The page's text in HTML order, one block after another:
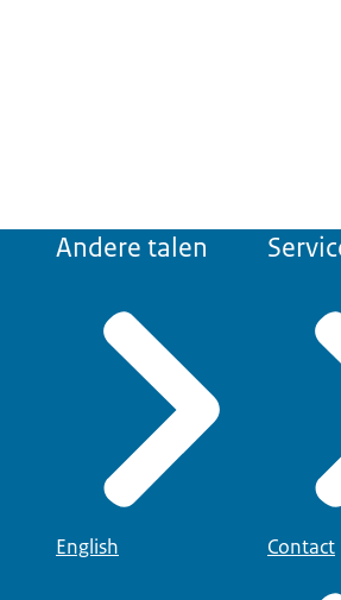
Andere talen
English Contact